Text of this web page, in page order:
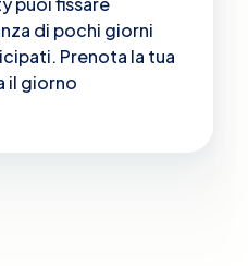
di pochi giorni
Prenota la tua
il giorno